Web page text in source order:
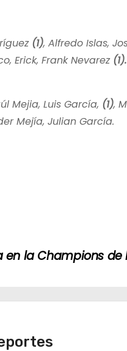
(1), Alfredo Islas,
Erick, Frank Nevarez (1).
Mejia, Luis García, (1),
Mejía, Julian García.
en la Champions de